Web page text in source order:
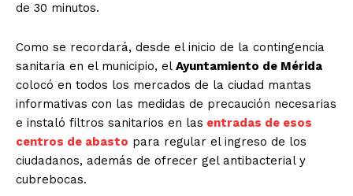
de 30 minutos.
Como se recordará, desde el inicio de la contingencia
sanitaria en el municipio, el Ayuntamiento de Mérida
colocó en todos los mercados de la ciudad mantas
informativas con las medidas de precaución necesarias
e instaló filtros sanitarios en las entradas de esos
centros de abasto para regular el ingreso de los
ciudadanos, además de ofrecer gel antibacterial y
cubrebocas.